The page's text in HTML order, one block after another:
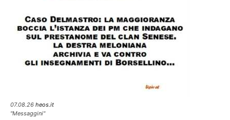
07.08.26 heos.it
"Messaggini"